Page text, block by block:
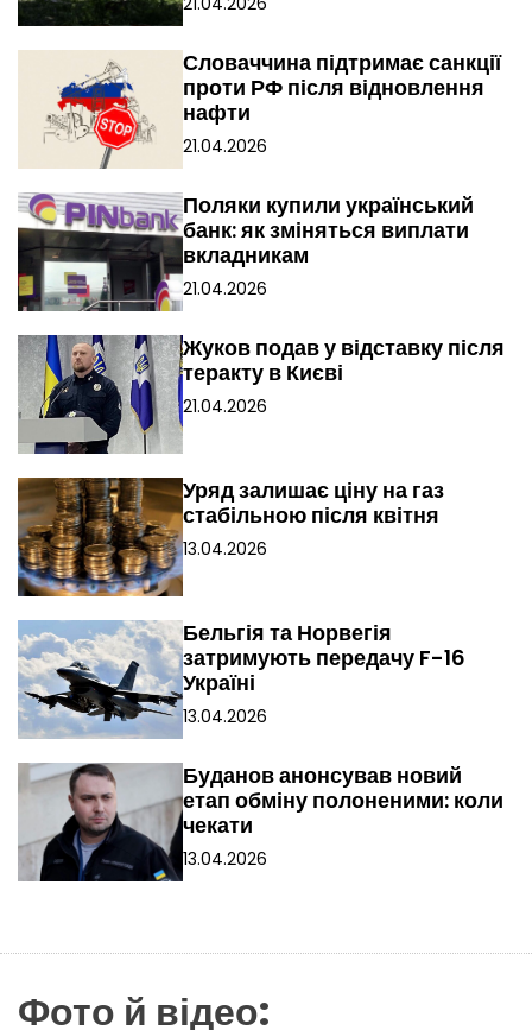
Словаччина підтримає санкції
проти РФ після відновлення
нафти
21.04.2026
Поляки купили український
банк: як зміняться виплати
вкладникам
21.04.2026
Жуков подав у відставку після
теракту в Києві
21.04.2026
Уряд залишає ціну на газ
стабільною після квітня
13.04.2026
Бельгія та Норвегія
затримують передачу F-16
Україні
13.04.2026
Буданов анонсував новий
етап обміну полоненими: коли
чекати
13.04.2026
Фото й відео: